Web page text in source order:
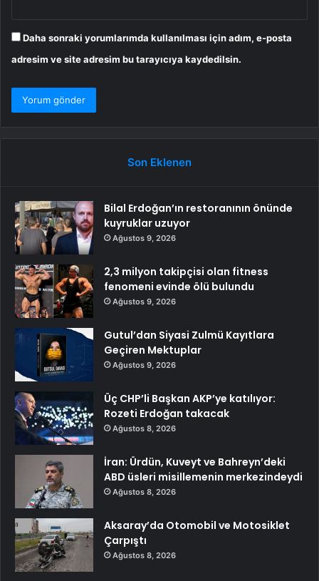
Daha sonraki yorumlarımda kullanılması için adım, e-posta
adresim ve site adresim bu tarayıcıya kaydedilsin.
Son Eklenen
Bilal Erdoğan’ın restoranının önünde
kuyruklar uzuyor
Ağustos 9, 2026
2,3 milyon takipçisi olan fitness
fenomeni evinde ölü bulundu
Ağustos 9, 2026
Gutul’dan Siyasi Zulmü Kayıtlara
Geçiren Mektuplar
Ağustos 9, 2026
Üç CHP’li Başkan AKP’ye katılıyor:
Rozeti Erdoğan takacak
Ağustos 8, 2026
İran: Ürdün, Kuveyt ve Bahreyn’deki
ABD üsleri misillemenin merkezindeydi
Ağustos 8, 2026
Aksaray’da Otomobil ve Motosiklet
Çarpıştı
Ağustos 8, 2026